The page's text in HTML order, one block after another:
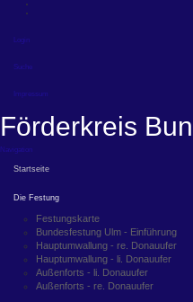
Login
Suche
Impressum
Förderkreis
Navigation
Startseite
Die Festung
Festungskarte
Bundesfestung Ulm - Einführung
Hauptumwallung - re. Donauufer
Hauptumwallung - li. Donauufer
Außenforts - li. Donauufer
Außenforts - re. Donauufer